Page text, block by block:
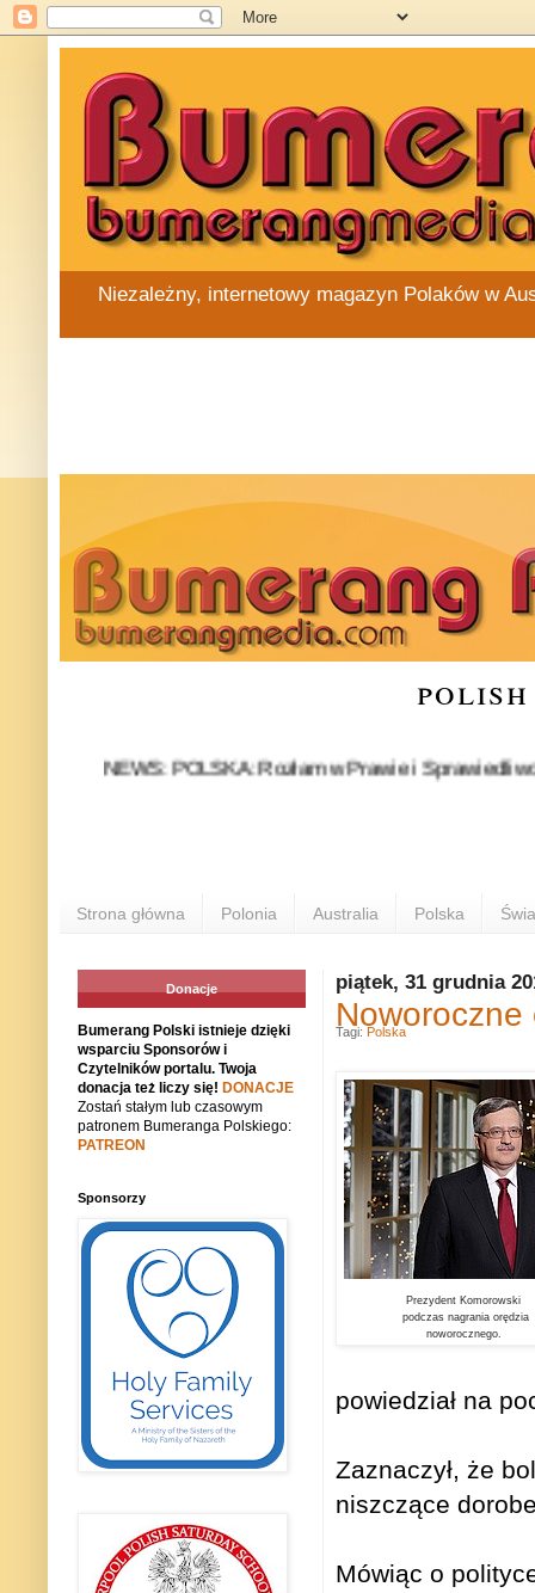
Niezależny, internetowy magazyn Polaków w
NEWS: POLSKA: Rozłam w Prawie i Sprawiedliwości
Strona główna Polonia Australia Polska
piątek, 31 grudnia
Prezydent Komorowski
podczas nagrania orędzia
noworocznego.
powiedział na
Zaznaczył, że
niszczące
Mówiąc o
Tagi: Polska
Donacje
Bumerang Polski istnieje dzięki
wsparciu Sponsorów i
Czytelników portalu. Twoja
donacja też liczy się! DONACJE
Zostań stałym lub czasowym
patronem Bumeranga Polskiego:
PATREON
Sponsorzy